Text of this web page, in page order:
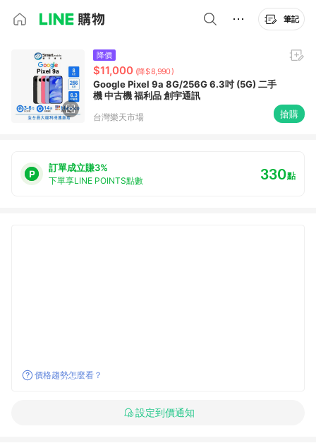
筆記
降價
$11,000 (降$8,990)
Google Pixel 9a 8G/256G 6.3吋 (5G) 二手
機 中古機 福利品 創宇通訊
台灣樂天市場 搶購
訂單成立賺3%
下單享LINE POINTS點數 330點
價格趨勢怎麼看？
設定到價通知